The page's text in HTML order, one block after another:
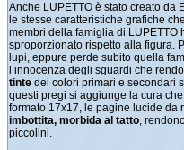
Anche LUPETTO è stato creato da
le stesse caratteristiche grafiche
membri della famiglia di LUPETTO
sproporzionato rispetto alla figura.
lupi, eppure perde subito quella
l’innocenza degli sguardi che
tinte dei colori primari e secondari
questi pregi si aggiunge la cura
formato 17x17, le pagine lucide da
imbottita, morbida al tatto,
piccolini.